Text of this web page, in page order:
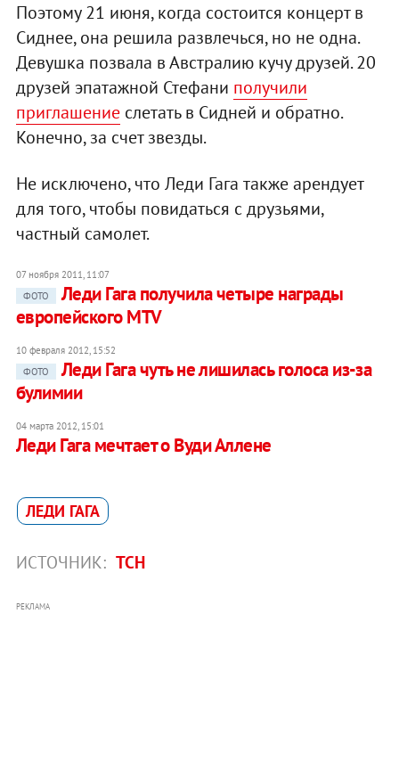
Поэтому 21 июня, когда состоится концерт в
Сиднее, она решила развлечься, но не одна.
Девушка позвала в Австралию кучу друзей. 20
друзей эпатажной Стефани получили
приглашениеслетать в Сидней и обратно.
Конечно, за счет звезды.
Не исключено, что Леди Гага также арендует
для того, чтобы повидаться с друзьями,
частный самолет.
07 ноября 2011, 11:07
ФОТО
Леди Гага получила четыре награды
европейского MTV
10 февраля 2012, 15:52
ФОТО
Леди Гага чуть не лишилась голоса из-за
булимии
04 марта 2012, 15:01
Леди Гага мечтает о Вуди Аллене
ЛЕДИ ГАГА
ИСТОЧНИК: ТСН
РЕКЛАМА